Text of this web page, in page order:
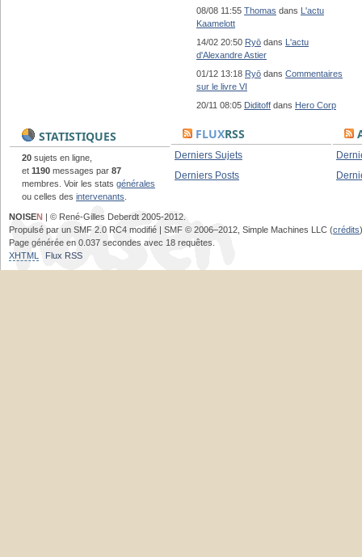
08/08 11:55 Thomas dans L'actu
Kaamelott
14/02 20:50 Ryō dans L'actu
d'Alexandre Astier
01/12 13:18 Ryō dans Commentaires
sur le livre VI
20/11 08:05 Diditoff dans Hero Corp
STATISTIQUES
20 sujets en ligne,
et 1190 messages par 87
membres. Voir les stats générales
ou celles des intervenants
FLUXRSS
Derniers Sujets
Derniers Posts
NOISEN | © René-Gilles Deberdt 2005-2012.
Propulsé par un SMF 2.0 RC4 modifié | SMF © 2006–2012, Simple Machines LLC (crédits)
Page générée en 0.037 secondes avec 18 requêtes.
XHTML
Flux RSS